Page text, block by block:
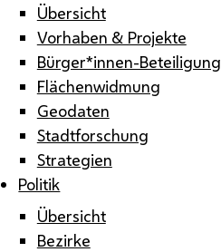
Übersicht
Vorhaben & Projekte
Bürger*innen-Beteiligung
Flächenwidmung
Geodaten
Stadtforschung
Strategien
Politik
Übersicht
Bezirke